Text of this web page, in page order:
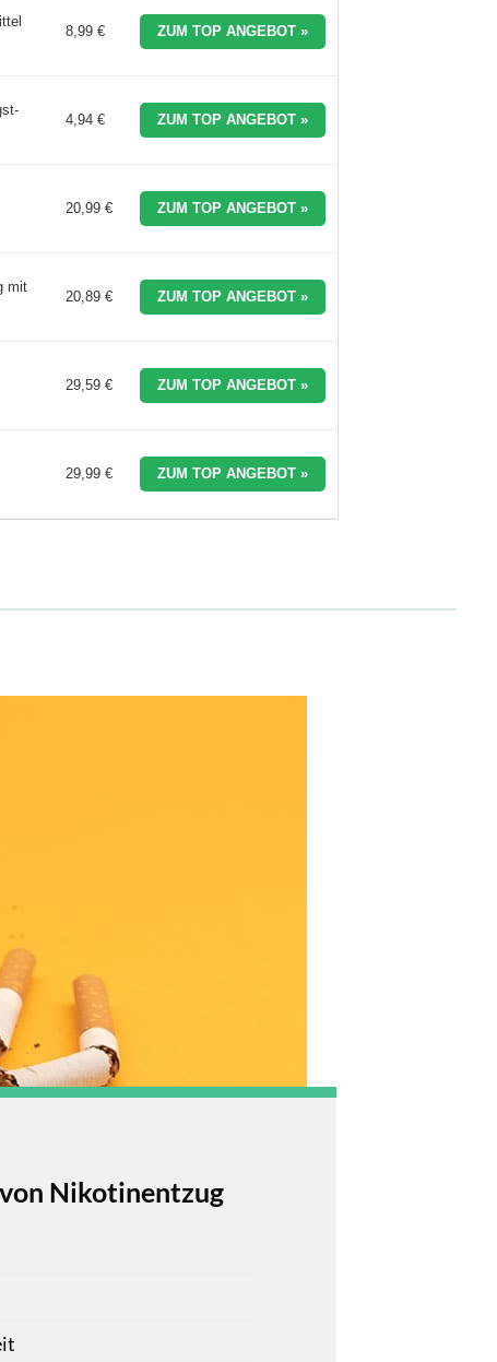
8,99 € ZUM TOP ANGEBOT »
4,94 € ZUM TOP ANGEBOT »
20,99 € ZUM TOP ANGEBOT »
mit
20,89 € ZUM TOP ANGEBOT »
29,59 € ZUM TOP ANGEBOT »
29,99 € ZUM TOP ANGEBOT »
Nikotinentzug